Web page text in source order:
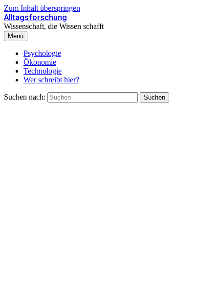
Zum Inhalt überspringen
Alltagsforschung
Wissenschaft, die Wissen schafft
Menü
Psychologie
Ökonomie
Technologie
Wer schreibt hier?
Suchen nach: